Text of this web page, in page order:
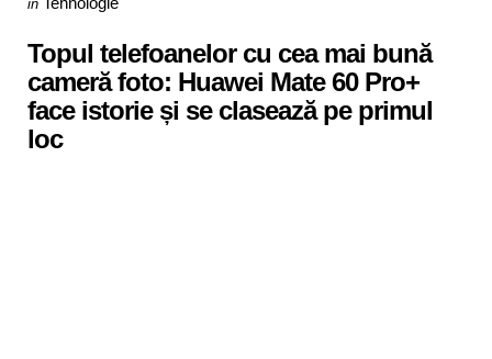
in
Topul telefoanelor cu cea mai bună
cameră foto: Huawei Mate 60 Pro+
face istorie și se clasează pe primul
loc